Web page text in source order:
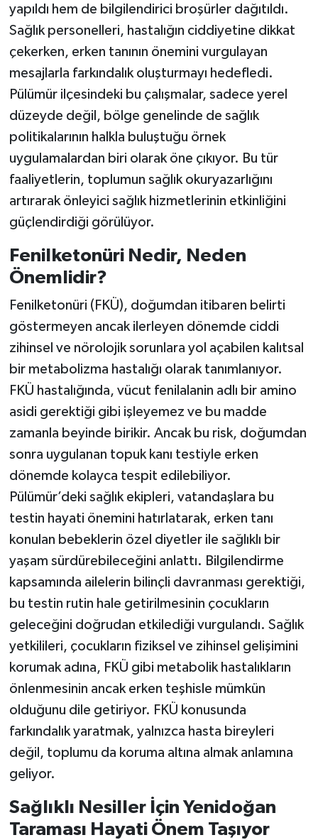
yapıldı hem de bilgilendirici broşürler dağıtıldı.
Sağlık personelleri, hastalığın ciddiyetine dikkat
çekerken, erken tanının önemini vurgulayan
mesajlarla farkındalık oluşturmayı hedefledi.
Pülümür ilçesindeki bu çalışmalar, sadece yerel
düzeyde değil, bölge genelinde de sağlık
politikalarının halkla buluştuğu örnek
uygulamalardan biri olarak öne çıkıyor. Bu tür
faaliyetlerin, toplumun sağlık okuryazarlığını
artırarak önleyici sağlık hizmetlerinin etkinliğini
güçlendirdiği görülüyor.
Fenilketonüri Nedir, Neden
Önemlidir?
Fenilketonüri (FKÜ), doğumdan itibaren belirti
göstermeyen ancak ilerleyen dönemde ciddi
zihinsel ve nörolojik sorunlara yol açabilen kalıtsal
bir metabolizma hastalığı olarak tanımlanıyor.
FKÜ hastalığında, vücut fenilalanin adlı bir amino
asidi gerektiği gibi işleyemez ve bu madde
zamanla beyinde birikir. Ancak bu risk, doğumdan
sonra uygulanan topuk kanı testiyle erken
dönemde kolayca tespit edilebiliyor.
Pülümür’deki sağlık ekipleri, vatandaşlara bu
testin hayati önemini hatırlatarak, erken tanı
konulan bebeklerin özel diyetler ile sağlıklı bir
yaşam sürdürebileceğini anlattı. Bilgilendirme
kapsamında ailelerin bilinçli davranması gerektiği,
bu testin rutin hale getirilmesinin çocukların
geleceğini doğrudan etkilediği vurgulandı. Sağlık
yetkilileri, çocukların fiziksel ve zihinsel gelişimini
korumak adına, FKÜ gibi metabolik hastalıkların
önlenmesinin ancak erken teşhisle mümkün
olduğunu dile getiriyor. FKÜ konusunda
farkındalık yaratmak, yalnızca hasta bireyleri
değil, toplumu da koruma altına almak anlamına
geliyor.
Sağlıklı Nesiller İçin Yenidoğan
Taraması Hayati Önem Taşıyor